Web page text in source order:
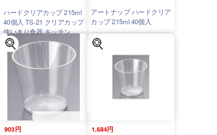
ハードクリアカップ 215ml
40個入 TS-21 クリアカップ
使いきり食器 キッチン テ
ーブル
アートナップ ハードクリア
カップ 215ml 40個入
903円 1,684円